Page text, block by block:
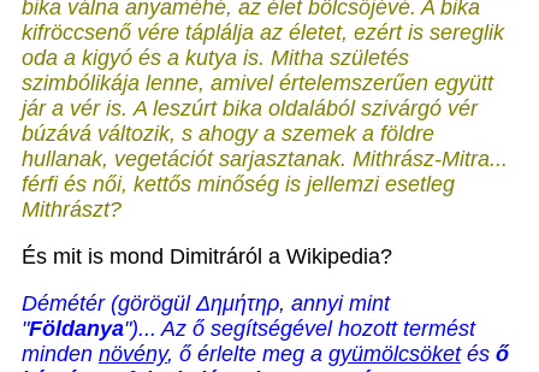
bika válna anyaméhé, az élet bölcsőjévé. A bika
kifröccsenő vére táplálja az életet, ezért is sereglik
oda a kigyó és a kutya is. Mitha születés
szimbólikája lenne, amivel értelemszerűen együtt
jár a vér is. A leszúrt bika oldalából szivárgó vér
búzává változik, s ahogy a szemek a földre
hullanak, vegetációt sarjasztanak. Mithrász-Mitra...
férfi és női, kettős minőség is jellemzi esetleg
Mithrászt?
És mit is mond Dimitráról a Wikipedia?
Démétér (görögül Δημήτηρ, annyi mint
"Földanya")... Az ő segítségével hozott termést
minden növény, ő érlelte meg a gyümölcsöket és ő